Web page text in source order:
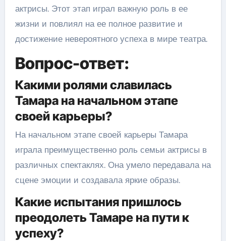
актрисы. Этот этап играл важную роль в ее
жизни и повлиял на ее полное развитие и
достижение невероятного успеха в мире театра.
Вопрос-ответ:
Какими ролями славилась
Тамара на начальном этапе
своей карьеры?
На начальном этапе своей карьеры Тамара
играла преимущественно роль семьи актрисы в
различных спектаклях. Она умело передавала на
сцене эмоции и создавала яркие образы.
Какие испытания пришлось
преодолеть Тамаре на пути к
успеху?